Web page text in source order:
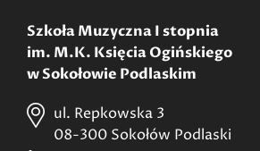
Szkoła Muzyczna I stopnia
im. M.K. Księcia Ogińskiego
w Sokołowie Podlaskim
ul. Repkowska 3
08-300 Sokołów Podlaski